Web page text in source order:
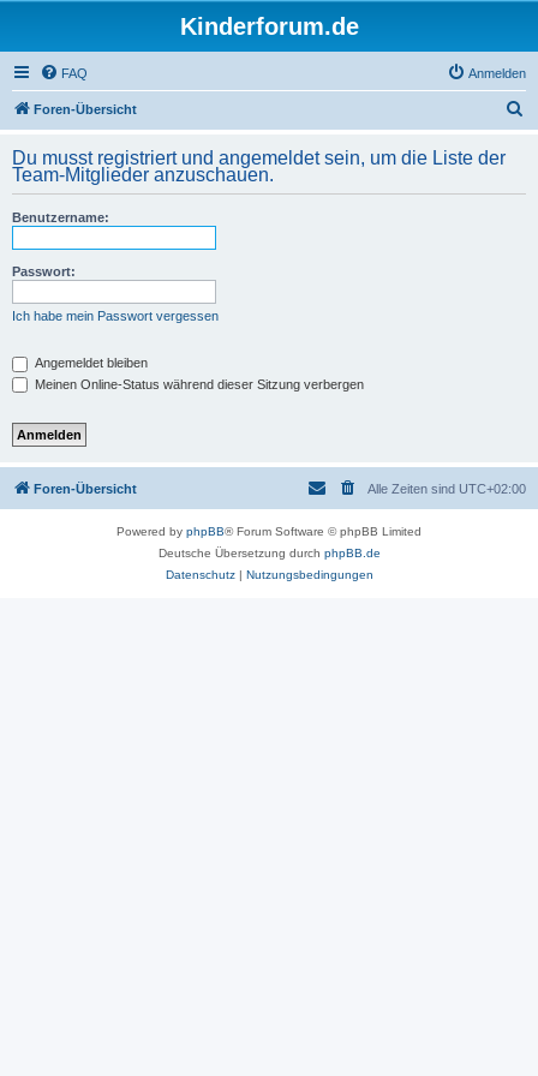
Kinderforum.de
FAQ Anmelden
Foren-Übersicht
h
Du musst registriert und angemeldet sein, um die Liste der
Team-Mitglieder anzuschauen.
Benutzername:
Passwort:
Ich habe mein Passwort vergessen
Angemeldet bleiben
Meinen Online-Status während dieser Sitzung verbergen
Foren-Übersicht Alle Zeiten sind UTC+02:00
Powered by phpBB® Forum Software © phpBB Limited
Deutsche Übersetzung durch phpBB.de
Datenschutz| Nutzungsbedingungen